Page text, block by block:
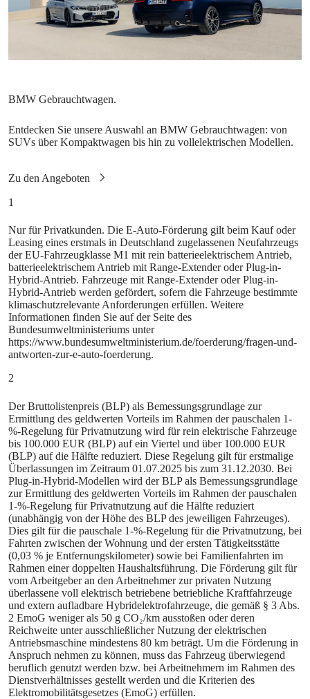
Entdecken Sie unsere Auswahl an BMW Gebrauchtwagen: von
SUVs über Kompaktwagen bis hin zu vollelektrischen Modellen.
1
Nur für Privatkunden. Die E‑Auto-Förderung gilt beim Kauf oder
Leasing eines erstmals in Deutschland zugelassenen Neufahrzeugs
der EU-Fahrzeugklasse M1 mit rein batterieelektrischem Antrieb,
batterieelektrischem Antrieb mit Range-Extender oder Plug-in-
Hybrid-Antrieb. Fahrzeuge mit Range-Extender oder Plug-in-
Hybrid-Antrieb werden gefördert, sofern die Fahrzeuge bestimmte
klimaschutzrelevante Anforderungen erfüllen. Weitere
Informationen finden Sie auf der Seite des
Bundesumweltministeriums unter
https://www.bundesumweltministerium.de/foerderung/fragen-und-
antworten-zur-e-auto-foerderung.
2
Der Bruttolistenpreis (BLP) als Bemessungsgrundlage zur
Ermittlung des geldwerten Vorteils im Rahmen der pauschalen 1-
%-Regelung für Privatnutzung wird für rein elektrische Fahrzeuge
bis 100.000 EUR (BLP) auf ein Viertel und über 100.000 EUR
(BLP) auf die Hälfte reduziert. Diese Regelung gilt für erstmalige
Überlassungen im Zeitraum 01.07.2025 bis zum 31.12.2030. Bei
Plug‑in‑Hybrid‑Modellen wird der BLP als Bemessungsgrundlage
zur Ermittlung des geldwerten Vorteils im Rahmen der pauschalen
1-%-Regelung für Privatnutzung auf die Hälfte reduziert
(unabhängig von der Höhe des BLP des jeweiligen Fahrzeuges).
Dies gilt für die pauschale 1-%-Regelung für die Privatnutzung, bei
Fahrten zwischen der Wohnung und der ersten Tätigkeitsstätte
(0,03 % je Entfernungskilometer) sowie bei Familienfahrten im
Rahmen einer doppelten Haushaltsführung. Die Förderung gilt für
vom Arbeitgeber an den Arbeitnehmer zur privaten Nutzung
überlassene voll elektrisch betriebene betriebliche Kraftfahrzeuge
und extern aufladbare Hybridelektrofahrzeuge, die gemäß § 3 Abs.
2 EmoG weniger als 50 g CO₂/km ausstoßen oder deren
Reichweite unter ausschließlicher Nutzung der elektrischen
Antriebsmaschine mindestens 80 km beträgt. Um die Förderung in
Anspruch nehmen zu können, muss das Fahrzeug überwiegend
beruflich genutzt werden bzw. bei Arbeitnehmern im Rahmen des
Dienstverhältnisses gestellt werden und die Kriterien des
Elektromobilitätsgesetzes (EmoG) erfüllen.